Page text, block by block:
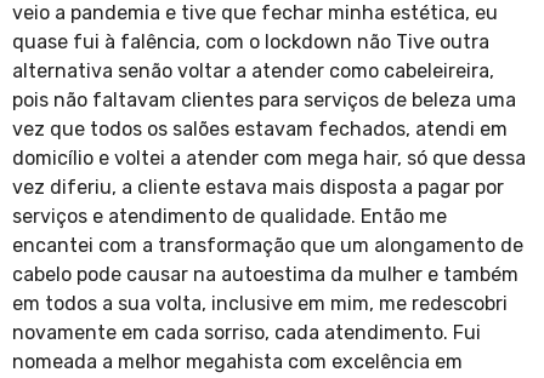
veio a pandemia e tive que fechar minha estética, eu
quase fui à falência, com o lockdown não Tive outra
alternativa senão voltar a atender como cabeleireira,
pois não faltavam clientes para serviços de beleza uma
vez que todos os salões estavam fechados, atendi em
domicílio e voltei a atender com mega hair, só que dessa
vez diferiu, a cliente estava mais disposta a pagar por
serviços e atendimento de qualidade. Então me
encantei com a transformação que um alongamento de
cabelo pode causar na autoestima da mulher e também
em todos a sua volta, inclusive em mim, me redescobri
novamente em cada sorriso, cada atendimento. Fui
nomeada a melhor megahista com excelência em